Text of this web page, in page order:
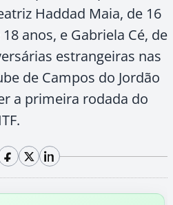
Haddad Maia, de 16
anos, e Gabriela Cé, de
estrangeiras nas
de Campos do Jordão
a primeira rodada do